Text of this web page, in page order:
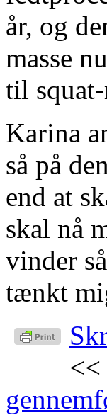
år, og
masse
til
Karina
så på
end at
skal nå
vinder
tænkt
<<